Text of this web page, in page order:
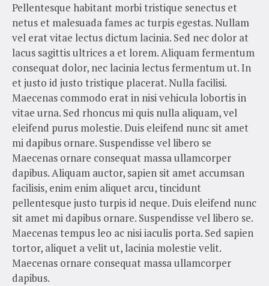
Pellentesque habitant morbi tristique senectus et
netus et malesuada fames ac turpis egestas. Nullam
vel erat vitae lectus dictum lacinia. Sed nec dolor at
lacus sagittis ultrices a et lorem. Aliquam fermentum
consequat dolor, nec lacinia lectus fermentum ut. In
et justo id justo tristique placerat. Nulla facilisi.
Maecenas commodo erat in nisi vehicula lobortis in
vitae urna. Sed rhoncus mi quis nulla aliquam, vel
eleifend purus molestie. Duis eleifend nunc sit amet
mi dapibus ornare. Suspendisse vel libero se
Maecenas ornare consequat massa ullamcorper
dapibus. Aliquam auctor, sapien sit amet accumsan
facilisis, enim enim aliquet arcu, tincidunt
pellentesque justo turpis id neque. Duis eleifend nunc
sit amet mi dapibus ornare. Suspendisse vel libero se.
Maecenas tempus leo ac nisi iaculis porta. Sed sapien
tortor, aliquet a velit ut, lacinia molestie velit.
Maecenas ornare consequat massa ullamcorper
dapibus.